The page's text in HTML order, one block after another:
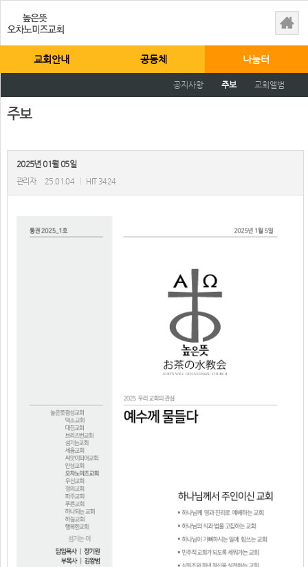
교회안내 공동체 나눔터
공지사항 주보 교회앨범
주보
2025년 01월 05일
관리자 25.01.04 HIT 3424